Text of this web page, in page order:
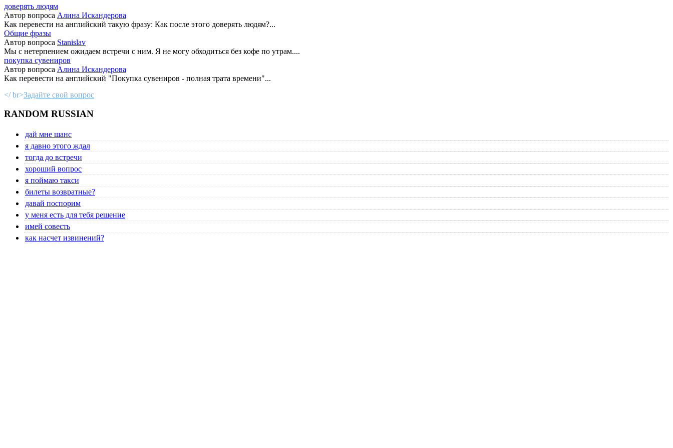
доверять людям
Автор вопроса Алина Искандерова
Как перевести на английский такую фразу: Как после этого доверять людям?...
Общие фразы
Автор вопроса Stanislav
Мы с нетерпением ожидаем встречи с ним. Я не могу обходиться без кофе по утрам....
покупка сувениров
Автор вопроса Алина Искандерова
Как перевести на английский "Покупка сувениров - полная трата времени"...
</ br>Задайте свой вопрос
RANDOM RUSSIAN
дай мне шанс
я давно этого ждал
тогда до встречи
хороший вопрос
я поймаю такси
билеты возвратные?
давай поспорим
у меня есть для тебя решение
имей совесть
как насчет извинений?